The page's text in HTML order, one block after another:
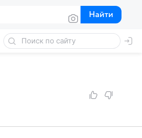
Найти
Найти